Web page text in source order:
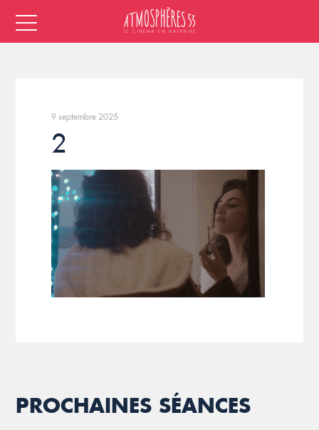
9 septembre 2025
2
PROCHAINES SÉANCES